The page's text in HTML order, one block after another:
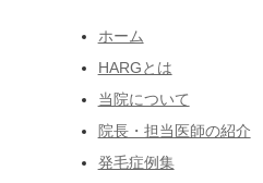
ホーム
HARGとは
当院について
院長・担当医師の紹介
発毛症例集